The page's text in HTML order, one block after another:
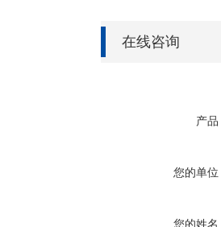
在线咨询
产品
您的单位
您的姓名